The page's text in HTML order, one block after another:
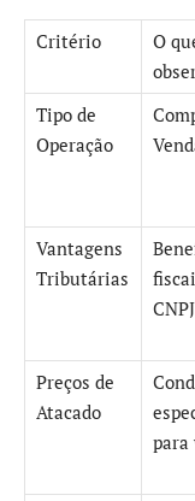
Critério
O
Tipo de
Operação
Vantagens
Tributárias
CNPJ
Preços de
Atacado
para